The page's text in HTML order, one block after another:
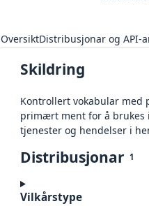
OversiktDistribusjonar og API-
Skildring
Kontrollert vokabular med
primært ment for å brukes
tjenester og hendelser i
Distribusjonar 1
Vilkårstype